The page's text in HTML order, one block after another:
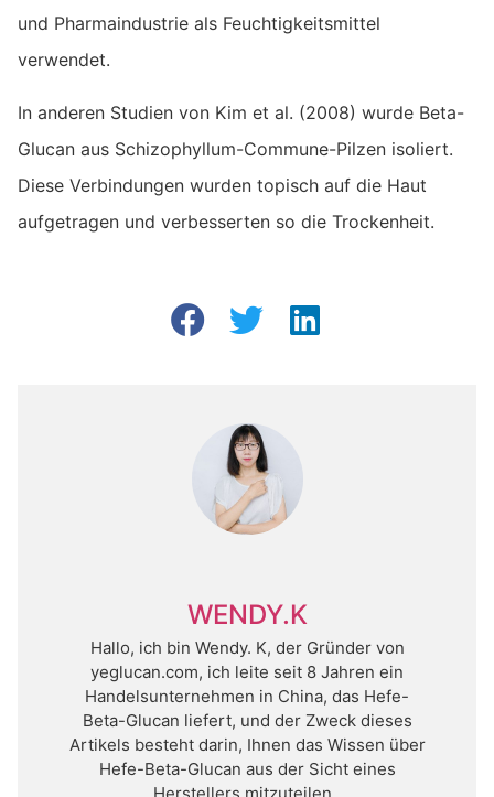
und Pharmaindustrie als Feuchtigkeitsmittel
verwendet.
In anderen Studien von Kim et al. (2008) wurde Beta-
Glucan aus Schizophyllum-Commune-Pilzen isoliert.
Diese Verbindungen wurden topisch auf die Haut
aufgetragen und verbesserten so die Trockenheit.
WENDY.K
Hallo, ich bin Wendy. K, der Gründer von
yeglucan.com, ich leite seit 8 Jahren ein
Handelsunternehmen in China, das Hefe-
Beta-Glucan liefert, und der Zweck dieses
Artikels besteht darin, Ihnen das Wissen über
Hefe-Beta-Glucan aus der Sicht eines